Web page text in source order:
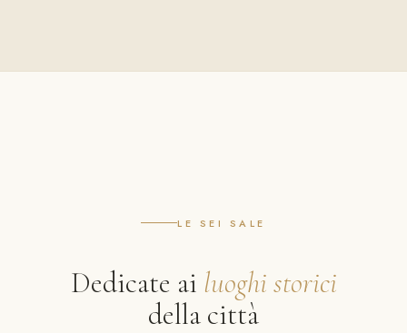
LE SEI SALE
Dedicate ai luoghi storici
della città